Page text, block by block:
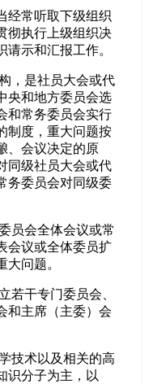
经常听取下级组织
彻执行上级组织决
示和汇报工作。
，是社员大会或代
央和地方委员会选
和常务委员会实行
制度，重大问题按
、会议决定的原
同级社员大会或代
务委员会对同级委
员会全体会议或常
会议或全体委员扩
问题。
若干专门委员会、
和主席（主委）会
技术以及相关的高
识分子为主，以